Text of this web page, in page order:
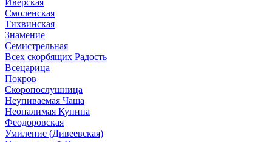
Иверская
Смоленская
Тихвинская
Знамение
Семистрельная
Всех скорбящих Радость
Всецарица
Покров
Скоропослушница
Неупиваемая Чаша
Неопалимая Купина
Феодоровская
Умиление (Дивеевская)